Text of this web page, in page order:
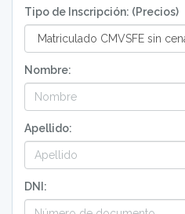
Tipo de Inscripción: (Precios)
Nombre:
Apellido:
DNI: